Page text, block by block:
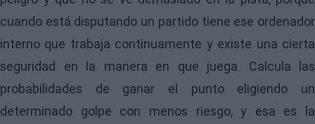
cuando está disputando un partido tiene ese ordenador
interno que trabaja continuamente y existe una cierta
seguridad en la manera en que juega. Calcula las
probabilidades de ganar el punto eligiendo un
determinado golpe con menos riesgo, y esa es la